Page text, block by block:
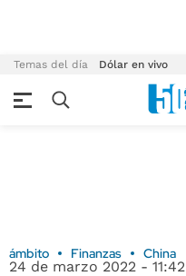
Temas del día Dólar en vivo
ámbito Finanzas China
24 de marzo 2022 - 11:42